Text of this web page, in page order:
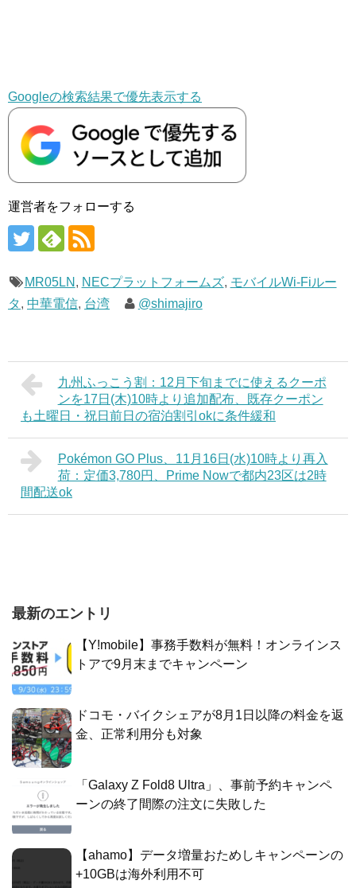
Googleの検索結果で優先表示する
運営者をフォローする
MR05LN , NECプラットフォームズ, モバイルWi-Fiルー
タ, 中華電信, 台湾 @shimajiro
九州ふっこう割：12月下旬までに使えるクーポ
ンを17日(木)10時より追加配布、既存クーポン
も土曜日・祝日前日の宿泊割引okに条件緩和
Pokémon GO Plus、11月16日(水)10時より再入
荷：定価3,780円、Prime Nowで都内23区は2時
間配送ok
最新のエントリ
【Y!mobile】事務手数料が無料！オンラインス
トアで9月末までキャンペーン
ドコモ・バイクシェアが8月1日以降の料金を返
金、正常利用分も対象
「Galaxy Z Fold8 Ultra」、事前予約キャンペ
ーンの終了間際の注文に失敗した
【ahamo】データ増量おためしキャンペーンの
+10GBは海外利用不可